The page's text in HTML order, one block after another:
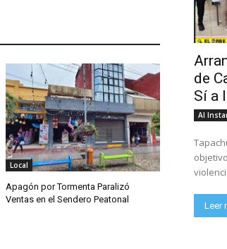
Local
Apagón por Tormenta Paralizó
Ventas en el Sendero Peatonal
de
Sí a
Al
Leer